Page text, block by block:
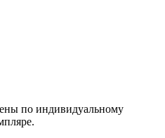
по индивидуальному